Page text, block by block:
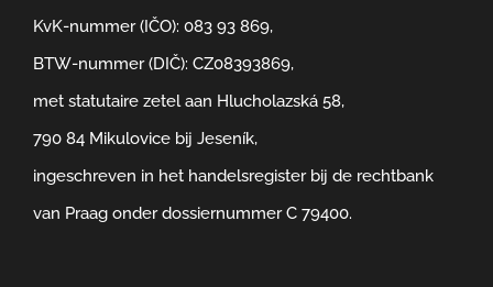
KvK-nummer (IČO): 083 93 869,
BTW-nummer (DIČ): CZ08393869,
met statutaire zetel aan Hlucholazská 58,
790 84 Mikulovice bij Jeseník,
ingeschreven in het handelsregister bij de rechtbank
van Praag onder dossiernummer C 79400.